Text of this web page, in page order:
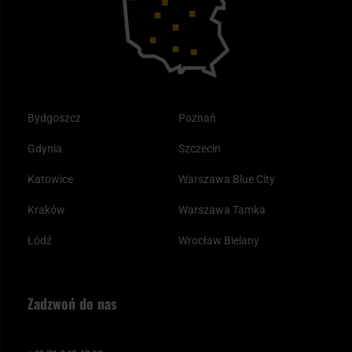
Bydgoszcz
Gdynia
Katowice
Kraków
Łódź
Poznań
Szczecin
Warszawa Blue City
Warszawa Tamka
Wrocław Bielany
Zadzwoń do nas